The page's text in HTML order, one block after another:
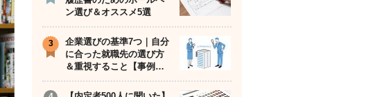
ン選び＆オススメ5選
企業選びの基準7つ｜自分
に合った就職先の選び方
＆重視すること【事例…